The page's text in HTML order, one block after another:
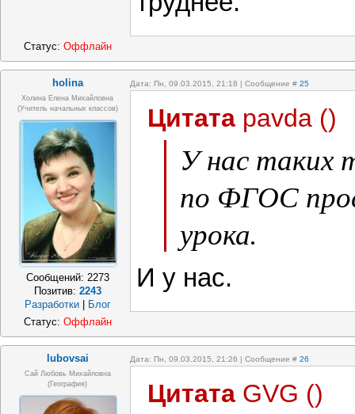
Статус: Оффлайн
holina Дата: Пн, 09.03.2015, 21:18 | Сообщение # 25
Холина Елена Михайловна
(учитель начальных классов)
Сообщений: 2273
Позитив: 2243
Разработки | Блог
Цитата pavda ()
У нас таких
по ФГОС
урока.
И у нас.
Статус: Оффлайн
lubovsai Дата: Пн, 09.03.2015, 21:26 | Сообщение # 26
Сай Любовь Михайловна
(география)
Цитата GVG ()